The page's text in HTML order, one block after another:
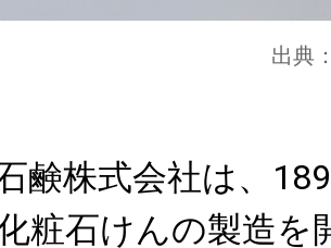
出典
鹸株式会社は、
粧石けんの製造を